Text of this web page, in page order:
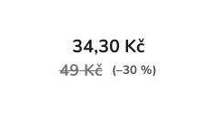
34,30 Kč
49 Kč (–30 %)